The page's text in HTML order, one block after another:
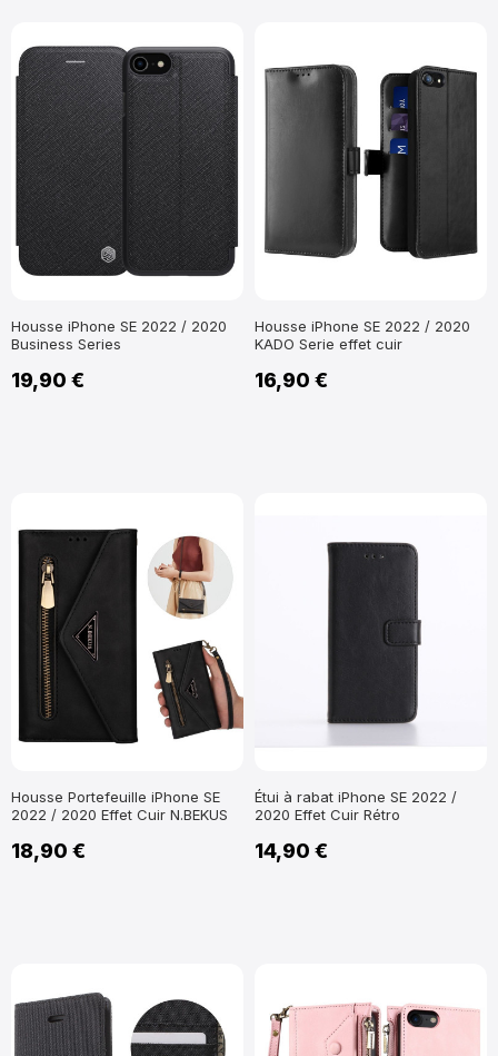
Housse iPhone SE 2022 / 2020
Business Series
19,90 €
Housse iPhone SE 2022 / 2020
KADO Serie effet cuir
16,90 €
Housse Portefeuille iPhone SE
2022 / 2020 Effet Cuir N.BEKUS
18,90 €
Étui à rabat iPhone SE 2022 /
2020 Effet Cuir Rétro
14,90 €